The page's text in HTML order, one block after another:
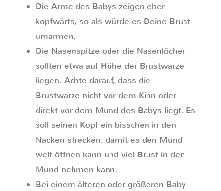
Die Arme des Babys zeigen eher
kopfwärts, so als würde es Deine Brust
umarmen.
Die Nasenspitze oder die Nasenlöcher
sollten etwa auf Höhe der Brustwarze
liegen. Achte darauf, dass die
Brustwarze nicht vor dem Kinn oder
direkt vor dem Mund des Babys liegt. Es
soll seinen Kopf ein bisschen in den
Nacken strecken, damit es den Mund
weit öffnen kann und viel Brust in den
Mund nehmen kann.
Bei einem älteren oder größeren Baby